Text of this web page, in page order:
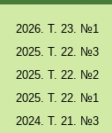
2026. T. 23. №1
2025. T. 22. №3
2025. Т. 22. №2
2025. Т. 22. №1
2024. Т. 21. №3